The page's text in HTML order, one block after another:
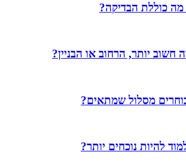
כוללת הבדיקה?
יותר, הרחוב או הבניין?
מסלול שמתאים?
להיות נוכחים יותר?